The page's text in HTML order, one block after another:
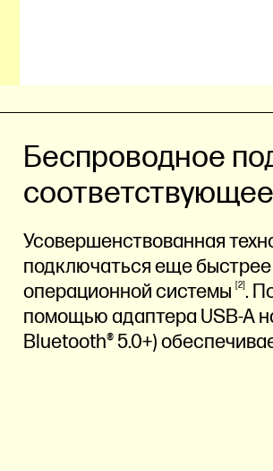
Беспроводное
Усовершенствованная
подключаться еще
операционнойсистемы 2 .
помощью адаптера USB-A
Bluetooth® 5.0+)